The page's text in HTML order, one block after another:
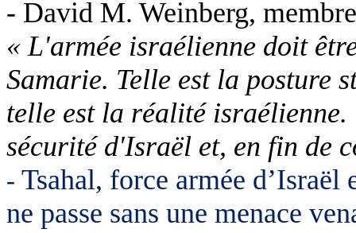
- David M. Weinberg,
« L'armée israélienne doit
Samarie. Telle est la posture
telle est la réalité
sécurité d'Israël et, en fin de
- Tsahal, force armée
ne passe sans une menace